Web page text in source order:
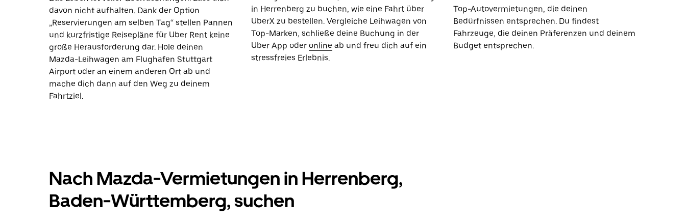
davon nicht aufhalten. Dank der Option
„Reservierungen am selben Tag“ stellen Pannen
und kurzfristige Reisepläne für Uber Rent keine
große Herausforderung dar. Hole deinen
Mazda-Leihwagen am Flughafen Stuttgart
Airport oder an einem anderen Ort ab und
mache dich dann auf den Weg zu deinem
Fahrtziel.
in Herrenberg zu buchen, wie eine Fahrt über
UberX zu bestellen. Vergleiche Leihwagen von
Top-Marken, schließe deine Buchung in der
Uber App oder online ab und freu dich auf ein
stressfreies Erlebnis.
Top-Autovermietungen, die deinen
Bedürfnissen entsprechen. Du findest
Fahrzeuge, die deinen Präferenzen und deinem
Budget entsprechen.
Nach Mazda-Vermietungen in Herrenberg,
Baden-Württemberg, suchen